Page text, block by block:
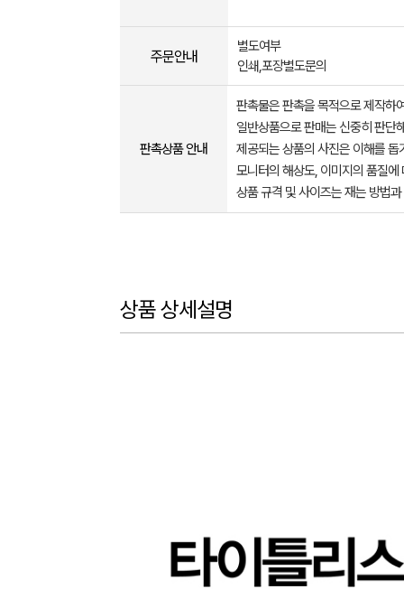
주문안내
별도여부
인쇄,포장별도문의
판촉상품 안내
판촉물은 판촉을 목적으로 제작하
일반상품으로 판매는 신중히 판단
제공되는 상품의 사진은 이해를
모니터의 해상도, 이미지의 품질
상품 규격 및 사이즈는 재는 방법
상품 상세설명